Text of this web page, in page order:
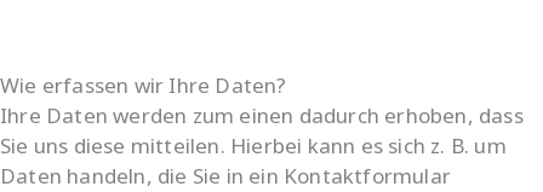
Wie erfassen wir Ihre Daten?
Ihre Daten werden zum einen dadurch erhoben, dass
Sie uns diese mitteilen. Hierbei kann es sich z. B. um
Daten handeln, die Sie in ein Kontaktformular